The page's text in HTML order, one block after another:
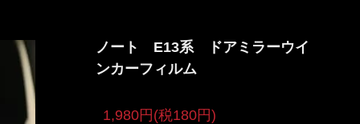
ノート E13系 ドアミラーウイ
ンカーフィルム
1,980円(税180円)